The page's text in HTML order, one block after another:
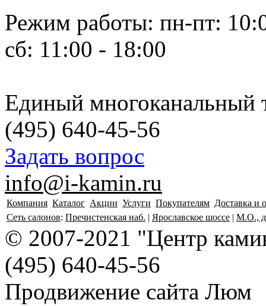
Режим работы: пн-пт:
сб: 11:00 - 18:00
Единый многоканальный
(495) 640-45-56
Задать вопрос
info@i-kamin.ru
Компания Каталог Акции Услуги Покупателям Доставка и
Сеть салонов: Пречистенская наб. | Ярославское шоссе | М.О.,
© 2007-2021 "Центр
(495) 640-45-56
Продвижение сайта Люм